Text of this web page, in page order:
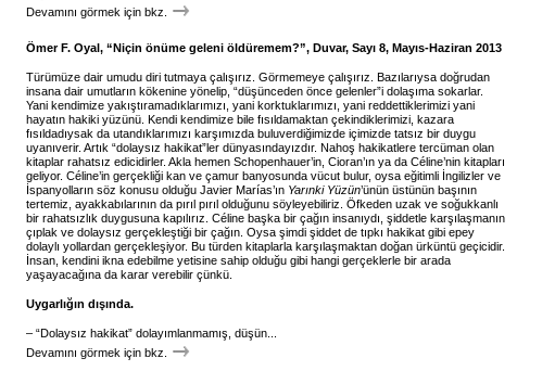
Devamını görmek için bkz.
Ömer F. Oyal, “Niçin önüme geleni öldüremem?”, Duvar, Sayı 8, Mayıs-Haziran 2013
Türümüze dair umudu diri tutmaya çalışırız. Görmemeye çalışırız. Bazılarıysa doğrudan
insana dair umutların kökenine yönelip, “düşünceden önce gelenler”i dolaşıma sokarlar.
Yani kendimize yakıştıramadıklarımızı, yani korktuklarımızı, yani reddettiklerimizi yani
hayatın hakiki yüzünü. Kendi kendimize bile fısıldamaktan çekindiklerimizi, kazara
fısıldadıysak da utandıklarımızı karşımızda buluverdiğimizde içimizde tatsız bir duygu
uyanıverir. Artık “dolaysız hakikat”ler dünyasındayızdır. Nahoş hakikatlere tercüman olan
kitaplar rahatsız edicidirler. Akla hemen Schopenhauer’in, Cioran’ın ya da Céline’nin kitapları
geliyor. Céline’in gerçekliği kan ve çamur banyosunda vücut bulur, oysa eğitimli İngilizler ve
İspanyolların söz konusu olduğu Javier Marías’ın Yarınki Yüzün’ünün üstünün başının
tertemiz, ayakkabılarının da pırıl pırıl olduğunu söyleyebiliriz. Öfkeden uzak ve soğukkanlı
bir rahatsızlık duygusuna kapılırız. Céline başka bir çağın insanıydı, şiddetle karşılaşmanın
çıplak ve dolaysız gerçekleştiği bir çağın. Oysa şimdi şiddet de tıpkı hakikat gibi epey
dolaylı yollardan gerçekleşiyor. Bu türden kitaplarla karşılaşmaktan doğan ürküntü geçicidir.
İnsan, kendini ikna edebilme yetisine sahip olduğu gibi hangi gerçeklerle bir arada
yaşayacağına da karar verebilir çünkü.
Uygarlığın dışında.
– “Dolaysız hakikat” dolayımlanmamış, düşün...
Devamını görmek için bkz.